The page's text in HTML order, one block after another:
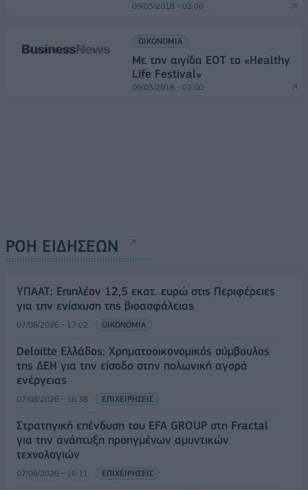
09/03/2018 - 02:00
ΟΙΚΟΝΟΜΙΑ
Με την αιγίδα ΕΟΤ το «Healthy
Life Festival»
09/03/2018 - 02:00
ΡΟΗ ΕΙΔΗΣΕΩΝ
ΥΠΑΑΤ: Επιπλέον 12,5 εκατ. ευρώ στις Περιφέρειες
για την ενίσχυση της βιοασφάλειας
07/08/2026 - 17:02 ΟΙΚΟΝΟΜΙΑ
Deloitte Ελλάδος: Χρηματοοικονομικός σύμβουλος
της ΔΕΗ για την είσοδο στην πολωνική αγορά
ενέργειας
07/08/2026 - 16:38 ΕΠΙΧΕΙΡΗΣΕΙΣ
Στρατηγική επένδυση του EFA GROUP στη Fractal
για την ανάπτυξη προηγμένων αμυντικών
τεχνολογιών
07/08/2026 - 16:11 ΕΠΙΧΕΙΡΗΣΕΙΣ